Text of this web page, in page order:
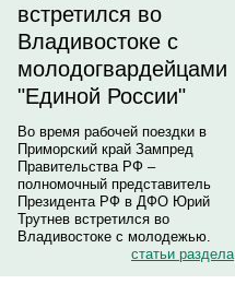
встретился во
Владивостоке с
молодогвардейцами
"Единой России"
Во время рабочей поездки в
Приморский край Зампред
Правительства РФ –
полномочный представитель
Президента РФ в ДФО Юрий
Трутнев встретился во
Владивостоке с молодежью.
статьи раздела